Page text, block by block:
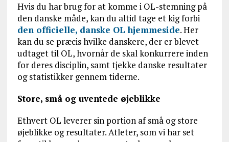
Hvis du har brug for at komme i OL-stemning på
den danske måde, kan du altid tage et kig forbi
den officielle, danske OL hjemmeside. Her
kan du se præcis hvilke danskere, der er blevet
udtaget til OL, hvornår de skal konkurrere inden
for deres disciplin, samt tjekke danske resultater
og statistikker gennem tiderne.
Store, små og uventede øjeblikke
Ethvert OL leverer sin portion af små og store
øjeblikke og resultater. Atleter, som vi har set